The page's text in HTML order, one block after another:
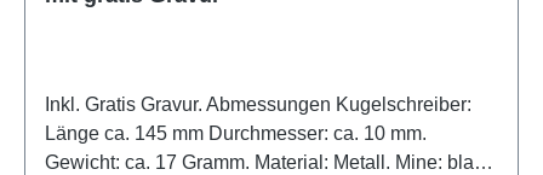
Inkl. Gratis Gravur. Abmessungen Kugelschreiber:
Länge ca. 145 mm Durchmesser: ca. 10 mm.
Gewicht: ca. 17 Gramm. Material: Metall. Mine: blau